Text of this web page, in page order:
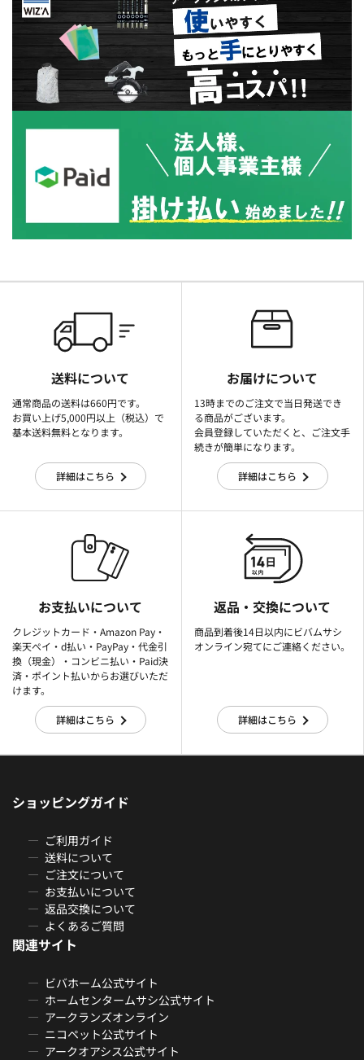
送料について
通常商品の送料は660円です。
お買い上げ5,000円以上（税込）で
基本送料無料となります。
詳細はこちら
お届けについて
13時までのご注文で当日発送でき
る商品がございます。
会員登録していただくと、ご注文手
続きが簡単になります。
詳細はこちら
お支払いについて
クレジットカード・Amazon Pay・
楽天ぺイ・d払い・PayPay・代金引
換（現金）・コンビニ払い・Paid決
済・ポイント払いからお選びいただ
けます。
詳細はこちら
返品・交換について
商品到着後14日以内にビバムサシ
オンライン宛てにご連絡ください。
詳細はこちら
ショッピングガイド
ご利用ガイド
送料について
ご注文について
お支払いについて
返品交換について
よくあるご質問
関連サイト
ビバホーム公式サイト
ホームセンタームサシ公式サイト
アークランズオンライン
ニコペット公式サイト
アークオアシス公式サイト